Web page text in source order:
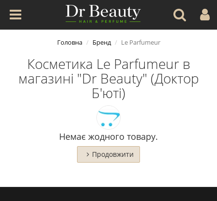
Головна Бренд Le Parfumeur
Косметика Le Parfumeur в
магазині "Dr Beauty" (Доктор
Б'юті)
Немає жодного товару.
Продовжити